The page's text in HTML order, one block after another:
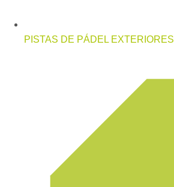
PISTAS DE PÁDEL EXTERIORES